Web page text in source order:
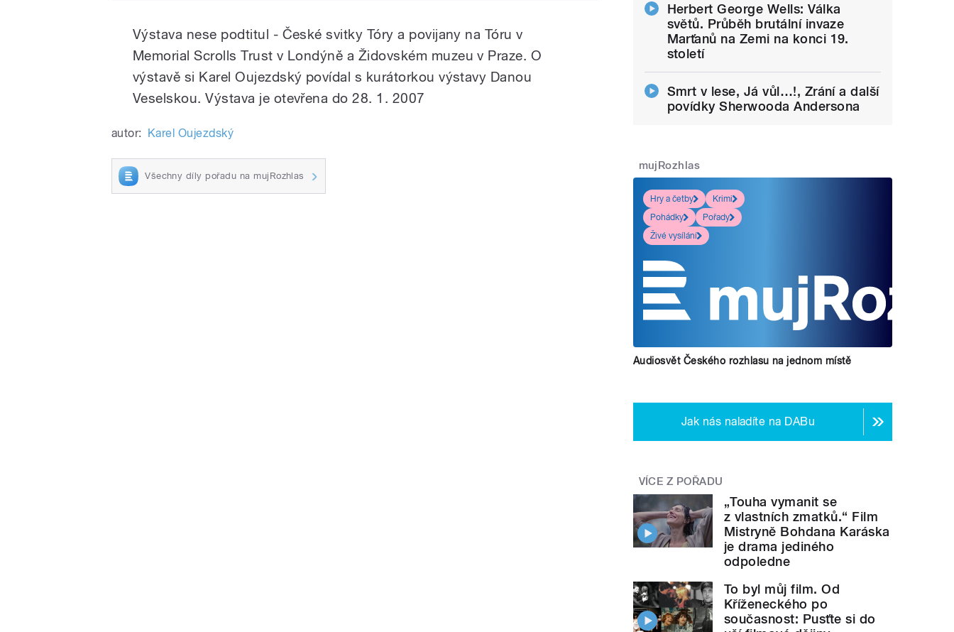
/
Výstava nese podtitul - České svitky Tóry a povijany na Tóru v
Memorial Scrolls Trust v Londýně a Židovském muzeu v Praze. O
výstavě si Karel Oujezdský povídal s kurátorkou výstavy Danou
Veselskou. Výstava je otevřena do 28. 1. 2007
autor: Karel Oujezdský
Všechny díly pořadu na mujRozhlas
Herbert George Wells: Válka
světů. Průběh brutální invaze
Marťanů na Zemi na konci 19.
století
Smrt v lese, Já vůl…!, Zrání a další
povídky Sherwooda Andersona
mujRozhlas
Hry a četby
Krimi
Pohádky
Pořady
Živé vysílání
Audiosvět Českého rozhlasu na jednom místě
Jak nás naladíte na DABu
VÍCE Z POŘADU
„Touha vymanit se
z vlastních zmatků.“ Film
Mistryně Bohdana Karáska
je drama jediného
odpoledne
To byl můj film. Od
Kříženeckého po
současnost: Pusťte si do